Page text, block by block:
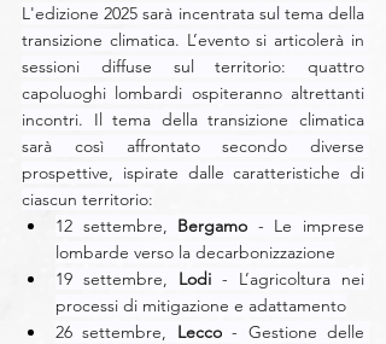
L'edizione 2025 sarà incentrata sul tema della
transizione climatica. L’evento si articolerà in
sessioni diffuse sul territorio: quattro
capoluoghi lombardi ospiteranno altrettanti
incontri. Il tema della transizione climatica
sarà così affrontato secondo diverse
prospettive, ispirate dalle caratteristiche di
ciascun territorio:
12 settembre, Bergamo - Le imprese
lombarde verso la decarbonizzazione
19 settembre, Lodi - L’agricoltura nei
processi di mitigazione e adattamento
26 settembre, Lecco - Gestione delle